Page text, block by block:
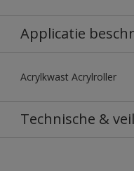
Applicatie
Acrylkwast Acrylroller
Technische &